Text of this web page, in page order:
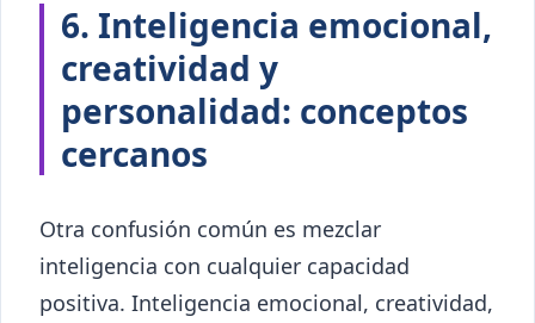
6. Inteligencia emocional,
creatividad y
personalidad: conceptos
cercanos
Otra confusión común es mezclar
inteligencia con cualquier capacidad
positiva. Inteligencia emocional, creatividad,